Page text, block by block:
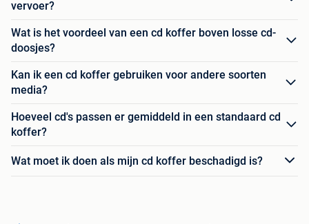
vervoer?
Wat is het voordeel van een cd koffer boven losse cd-
doosjes?
Kan ik een cd koffer gebruiken voor andere soorten
media?
Hoeveel cd's passen er gemiddeld in een standaard cd
koffer?
Wat moet ik doen als mijn cd koffer beschadigd is?